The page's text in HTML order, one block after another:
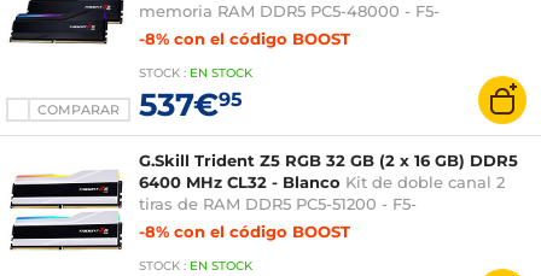
COMPARAR
memoria RAM DDR5 PC5-48000 - F5-
6000J3040F16GX2-TZ5RK
-8% con el código BOOST
STOCK : EN STOCK
537€95
G.Skill Trident Z5 RGB 32 GB (2 x 16 GB) DDR5
6400 MHz CL32 - Blanco Kit de doble canal 2
tiras de RAM DDR5 PC5-51200 - F5-
6400J3239G16GX2-TZ5RW
-8% con el código BOOST
STOCK : EN STOCK